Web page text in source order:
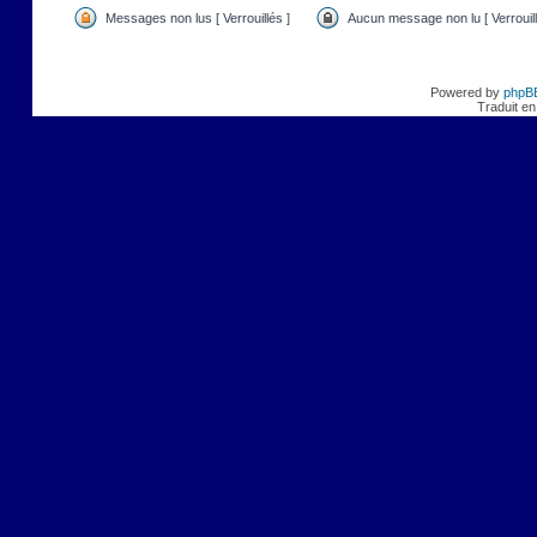
Messages non lus [ Verrouillés ] Aucun message non lu [
Powered by
Traduit